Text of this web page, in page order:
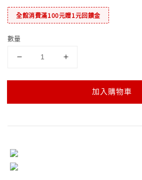
全館消費滿100元贈1元回饋金
數量
加入購物車